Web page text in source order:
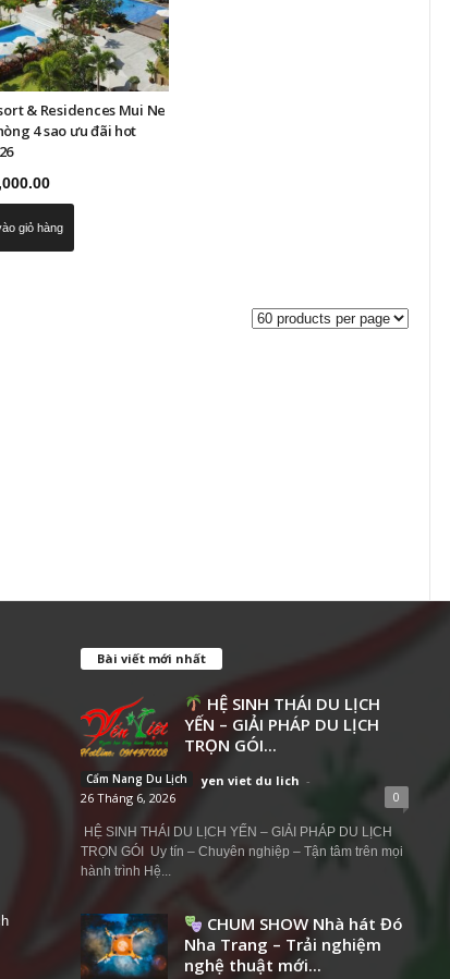
& Residences Mui Ne
4 sao ưu đãi hot
giỏ hàng
Bài viết mới nhất
HỆ SINH THÁI DU LỊCH
YẾN – GIẢI PHÁP DU LỊCH
TRỌN GÓI...
Cẩm Nang Du Lịch yen viet du lich -
26 Tháng 6, 2026
0
HỆ SINH THÁI DU LỊCH YẾN – GIẢI PHÁP DU LỊCH
TRỌN GÓI Uy tín – Chuyên nghiệp – Tận tâm trên mọi
hành trình Hệ...
CHUM SHOW Nhà hát Đó
Nha Trang – Trải nghiệm
nghệ thuật mới...